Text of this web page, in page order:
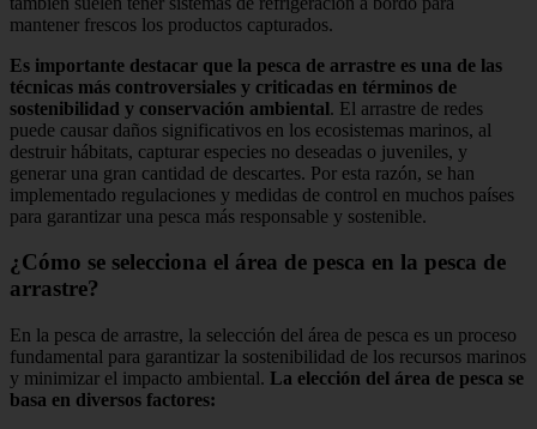
mantener frescos los productos capturados.
Es importante destacar que la pesca de arrastre es una de las
técnicas más controversiales y criticadas en términos de
sostenibilidad y conservación ambiental. El arrastre de redes
puede causar daños significativos en los ecosistemas marinos, al
destruir hábitats, capturar especies no deseadas o juveniles, y
generar una gran cantidad de descartes. Por esta razón, se han
implementado regulaciones y medidas de control en muchos países
para garantizar una pesca más responsable y sostenible.
¿Cómo se selecciona el área de pesca en la pesca de
arrastre?
En la pesca de arrastre, la selección del área de pesca es un proceso
fundamental para garantizar la sostenibilidad de los recursos marinos
y minimizar el impacto ambiental. La elección del área de pesca se
basa en diversos factores: